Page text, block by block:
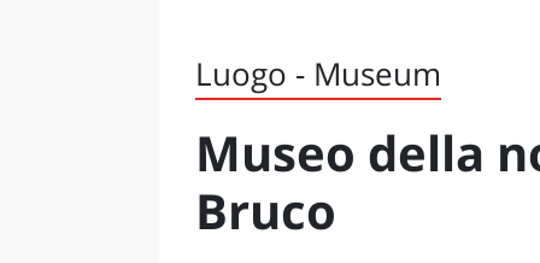
FIRENZE
NAPOLI
BOLOGNA
LA SILA
IL SALENTO
Luogo - Museum
Museo della
Bruco